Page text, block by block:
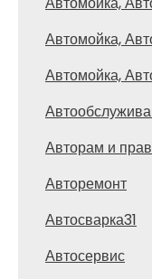
Автомойка,
Автомойка,
Авторам и
Авторемонт
Автосварка31
Автосервис